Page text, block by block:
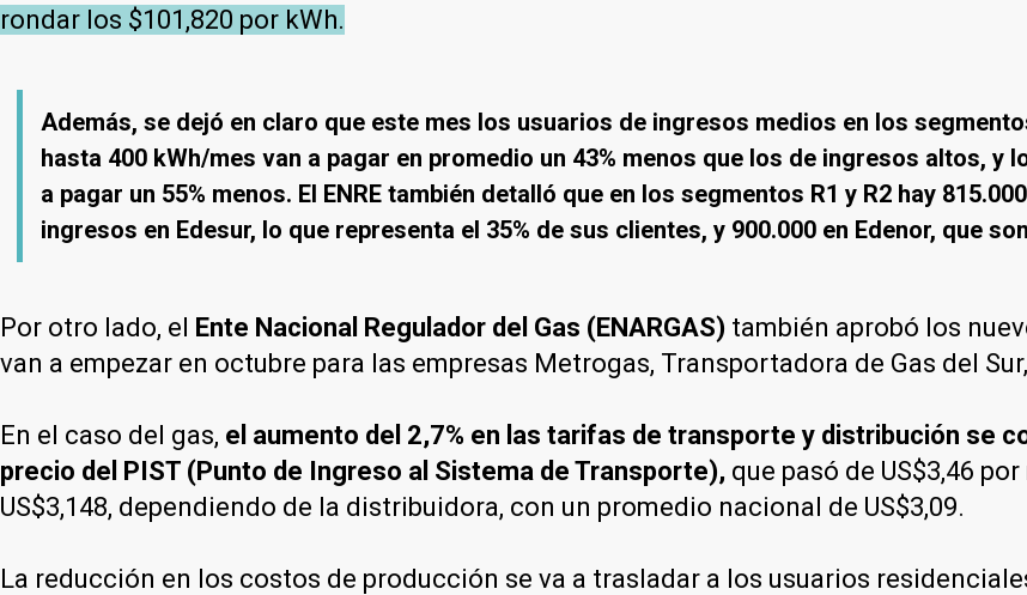
rondar los $101,820 por kWh.
Además, se dejó en claro que este mes los usuarios de ingresos medios en los
hasta 400 kWh/mes van a pagar en promedio un 43% menos que los de ingresos altos, y
a pagar un 55% menos. El ENRE también detalló que en los segmentos R1 y R2 hay
ingresos en Edesur, lo que representa el 35% de sus clientes, y 900.000 en Edenor, que
Por otro lado, el Ente Nacional Regulador del Gas (ENARGAS) también aprobó los
van a empezar en octubre para las empresas Metrogas, Transportadora de Gas del
En el caso del gas, el aumento del 2,7% en las tarifas de transporte y distribución se
precio del PIST (Punto de Ingreso al Sistema de Transporte), que pasó de US$3,46
US$3,148, dependiendo de la distribuidora, con un promedio nacional de US$3,09.
La reducción en los costos de producción se va a trasladar a los usuarios